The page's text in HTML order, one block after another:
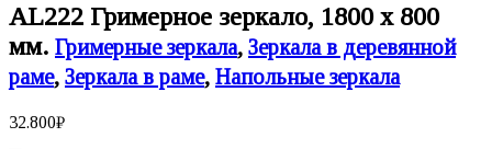
AL222 Гримерное зеркало, 1800 х 800
мм. Гримерные зеркала, Зеркала в деревянной
раме, Зеркала в раме, Напольные зеркала
32.800₽